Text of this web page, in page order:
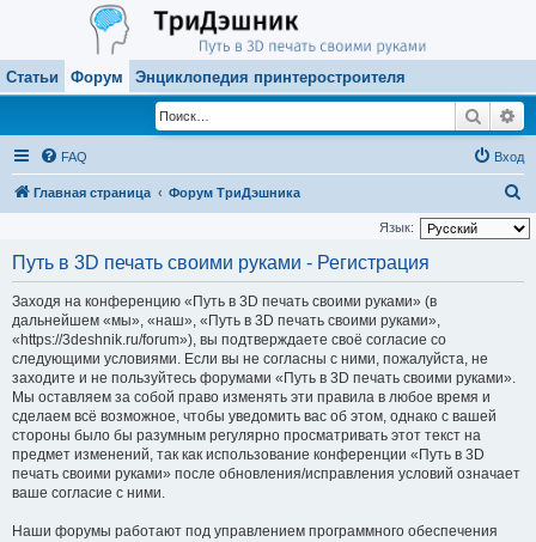
Статьи Форум Энциклопедия принтеростроителя
Поиск
FAQ Вход
Главная страница Форум ТриДэшника
о
Язык:
Путь в 3D печать своими руками - Регистрация
Заходя на конференцию «Путь в 3D печать своими руками» (в
дальнейшем «мы», «наш», «Путь в 3D печать своими руками»,
«https://3deshnik.ru/forum»), вы подтверждаете своё согласие со
следующими условиями. Если вы не согласны с ними, пожалуйста, не
заходите и не пользуйтесь форумами «Путь в 3D печать своими руками».
Мы оставляем за собой право изменять эти правила в любое время и
сделаем всё возможное, чтобы уведомить вас об этом, однако с вашей
стороны было бы разумным регулярно просматривать этот текст на
предмет изменений, так как использование конференции «Путь в 3D
печать своими руками» после обновления/исправления условий означает
ваше согласие с ними.
Наши форумы работают под управлением программного обеспечения